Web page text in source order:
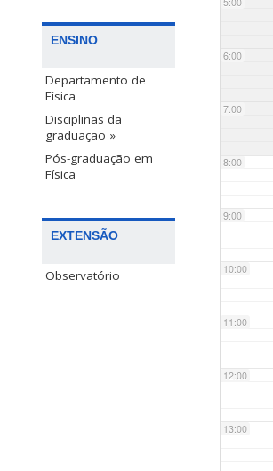
ENSINO
Departamento de
Física
Disciplinas da
graduação »
Pós-graduação em
Física
EXTENSÃO
Observatório
6:00
7:00
8:00
9:00
10:00
11:00
12:00
13:00